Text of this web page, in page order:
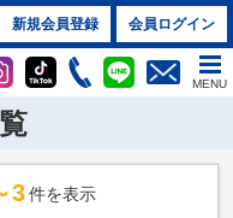
新規会員登録 会員ログイン
MENU
3 件を表示